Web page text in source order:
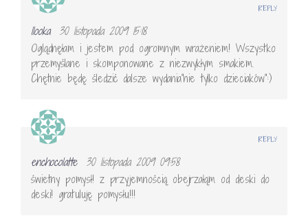
llooka
30 listopada 2009 15:18
Oglądnęłam i jestem pod ogromnym wrażeniem! Wszystko
przemyślane i skomponowane z niezwykłym smakiem.
Chętnie będę śledzić dalsze wydania"nie tylko dzieciaków":)
REPLY
enchocolatte
30 listopada 2009 09:58
świetny pomysł! z przyjemnością obejrzałąm od deski do
deski! gratuluję pomysłu!!!
REPLY